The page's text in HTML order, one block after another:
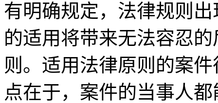
有明确规定，法律规则
的适用将带来无法容忍
则。适用法律原则的案
点在于，案件的当事人